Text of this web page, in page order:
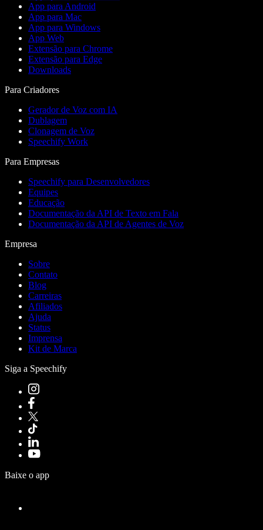
App para Android
App para Mac
App para Windows
App Web
Extensão para Chrome
Extensão para Edge
Downloads
Para Criadores
Gerador de Voz com IA
Dublagem
Clonagem de Voz
Speechify Work
Para Empresas
Speechify para Desenvolvedores
Equipes
Educação
Documentação da API de Texto em Fala
Documentação da API de Agentes de Voz
Empresa
Sobre
Contato
Blog
Carreiras
Afiliados
Ajuda
Status
Imprensa
Kit de Marca
Siga a Speechify
Baixe o app